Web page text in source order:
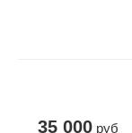
35 000 руб